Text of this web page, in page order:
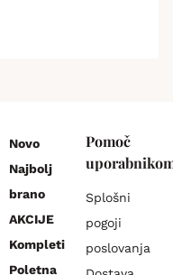
Novo
Najbolj
brano
AKCIJE
Kompleti
Poletna
Pomoč
Splošni
pogoji
poslovanja